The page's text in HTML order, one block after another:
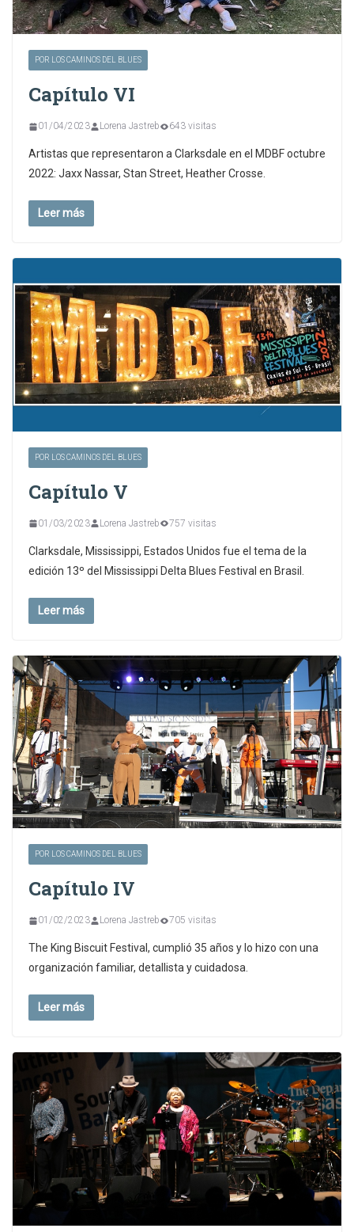
POR LOS CAMINOS DEL BLUES
Capítulo VI
01/04/2023 Lorena Jastreb 643 visitas
Artistas que representaron a Clarksdale en el MDBF octubre
2022: Jaxx Nassar, Stan Street, Heather Crosse.
Leer más
POR LOS CAMINOS DEL BLUES
Capítulo V
01/03/2023 Lorena Jastreb 757 visitas
Clarksdale, Mississippi, Estados Unidos fue el tema de la
edición 13º del Mississippi Delta Blues Festival en Brasil.
Leer más
POR LOS CAMINOS DEL BLUES
Capítulo IV
01/02/2023 Lorena Jastreb 705 visitas
The King Biscuit Festival, cumplió 35 años y lo hizo con una
organización familiar, detallista y cuidadosa.
Leer más